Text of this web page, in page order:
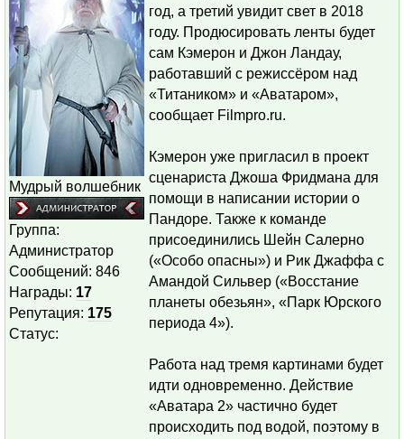
Мудрый волшебник
Группа:
Администратор
Сообщений: 846
Награды: 17
Репутация: 175
Статус:
год, а третий увидит свет в 2018
году. Продюсировать ленты будет
сам Кэмерон и Джон Ландау,
работавший с режиссёром над
«Титаником» и «Аватаром»,
сообщает Filmpro.ru.
Кэмерон уже пригласил в проект
сценариста Джоша Фридмана для
помощи в написании истории о
Пандоре. Также к команде
присоединились Шейн Салерно
(«Особо опасны») и Рик Джаффа с
Амандой Сильвер («Восстание
планеты обезьян», «Парк Юрского
периода 4»).
Работа над тремя картинами будет
идти одновременно. Действие
«Аватара 2» частично будет
происходить под водой, поэтому в